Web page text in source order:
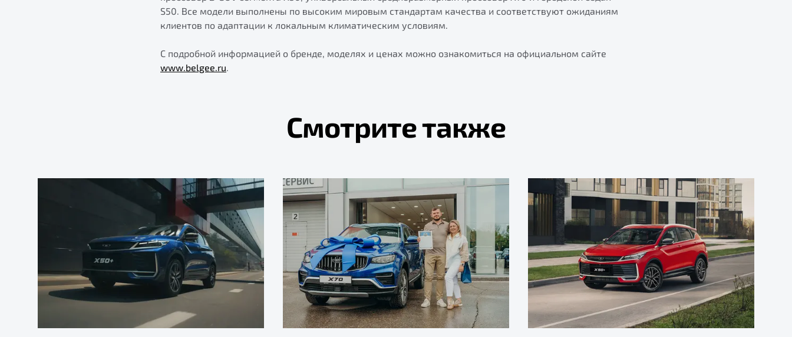
S50. Все модели выполнены по высоким мировым стандартам качества и соответствуют ожиданиям
клиентов по адаптации к локальным климатическим условиям.
С подробной информацией о бренде, моделях и ценах можно ознакомиться на официальном сайте
www.belgee.ru
Смотрите также